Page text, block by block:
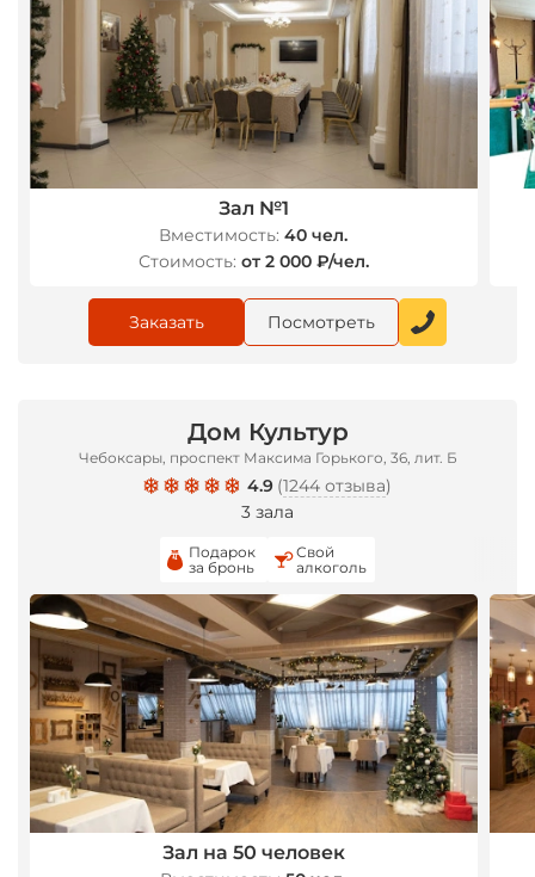
Зал №1
Вместимость: 40 чел.
Стоимость: от 2 000 ₽/чел.
Заказать Посмотреть
Дом Культур
Чебоксары, проспект Максима Горького, 36, лит. Б
4.9 (1244 отзыва)
3 зала
Подарок
за бронь
Свой
алкоголь
Зал на 50 человек
*